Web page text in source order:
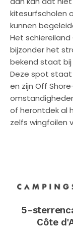
kitesurfscholen
kunnen
Het schiereiland
bijzonder het
bekend staat bij
Deze spot staat
en zijn Off
of herontdek al
zelfs wingfoilen
5-
Côte